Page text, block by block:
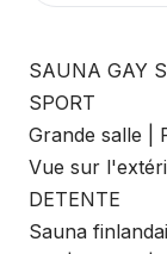
SAUNA GAY
SPORT
Grande salle |
Vue sur
DETENTE
Sauna